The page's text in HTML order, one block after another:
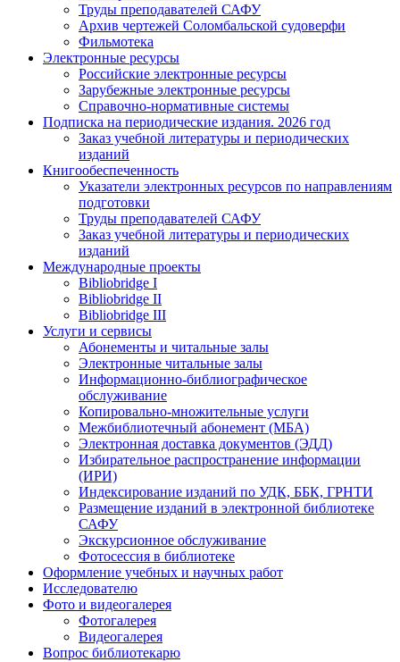
Труды преподавателей САФУ
Архив чертежей Соломбальской судоверфи
Фильмотека
Электронные ресурсы
Российские электронные ресурсы
Зарубежные электронные ресурсы
Справочно-нормативные системы
Подписка на периодические издания. 2026 год
Заказ учебной литературы и периодических
изданий
Книгообеспеченность
Указатели электронных ресурсов по направлениям
подготовки
Труды преподавателей САФУ
Заказ учебной литературы и периодических
изданий
Международные проекты
Bibliobridge I
Bibliobridge II
Bibliobridge III
Услуги и сервисы
Абонементы и читальные залы
Электронные читальные залы
Информационно-библиографическое
обслуживание
Копировально-множительные услуги
Межбиблиотечный абонемент (МБА)
Электронная доставка документов (ЭДД)
Избирательное распространение информации
(ИРИ)
Индексирование изданий по УДК, ББК, ГРНТИ
Размещение изданий в электронной библиотеке
САФУ
Экскурсионное обслуживание
Фотосессия в библиотеке
Оформление учебных и научных работ
Исследователю
Фото и видеогалерея
Фотогалерея
Видеогалерея
Вопрос библиотекарю